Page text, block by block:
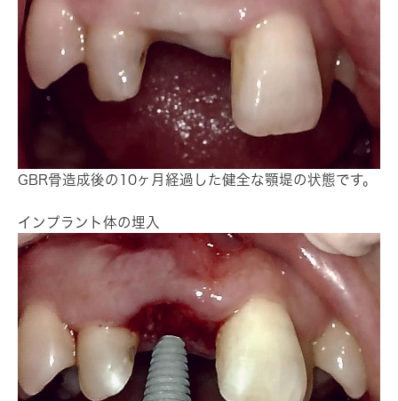
GBR骨造成後の10ヶ月経過した健全な顎堤の状態です。
インプラント体の埋入